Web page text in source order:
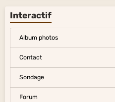
Interactif
Album photos
Contact
Sondage
Forum